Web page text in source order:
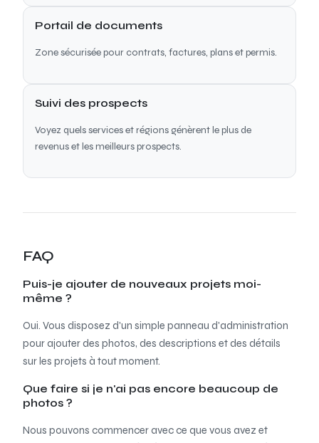
Portail de documents
Zone sécurisée pour contrats, factures, plans et permis.
Suivi des prospects
Voyez quels services et régions génèrent le plus de
revenus et les meilleurs prospects.
FAQ
Puis-je ajouter de nouveaux projets moi-
même ?
Oui. Vous disposez d'un simple panneau d'administration
pour ajouter des photos, des descriptions et des détails
sur les projets à tout moment.
Que faire si je n'ai pas encore beaucoup de
photos ?
Nous pouvons commencer avec ce que vous avez et